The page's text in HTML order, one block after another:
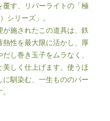
覆す、リバーライトの「極
シリーズ」。
が施されたこの道具は、鉄
熱性を最大限に活かし、厚
し巻き玉子をムラなく、
美しく仕上げます。使うほ
に馴染む、一生もののパー